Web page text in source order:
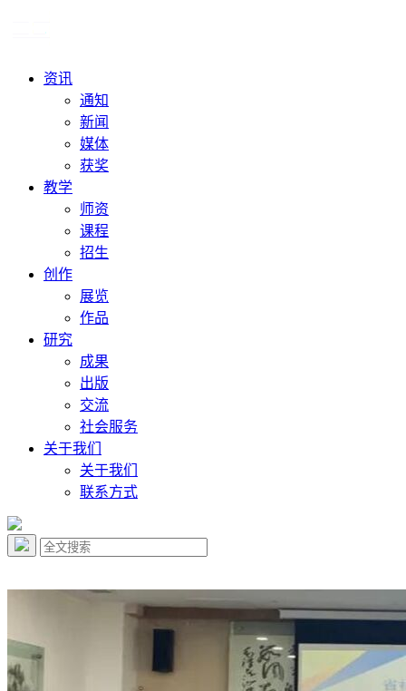
资讯
通知
新闻
媒体
获奖
教学
师资
课程
招生
创作
展览
作品
研究
成果
出版
交流
社会服务
关于我们
关于我们
联系方式